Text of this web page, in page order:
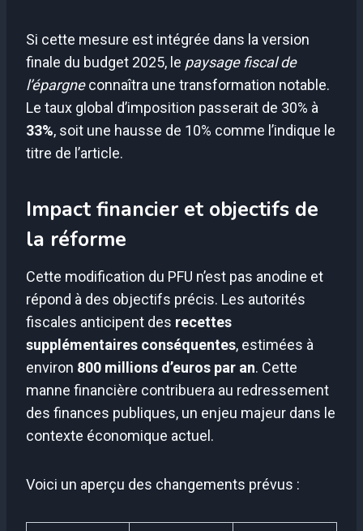
Si cette mesure est intégrée dans la version
finale du budget 2025, le paysage fiscal de
l’épargneconnaîtra une transformation notable.
Le taux global d’imposition passerait de 30% à
33%, soit une hausse de 10% comme l’indique le
titre de l’article.
Impact financier et objectifs de
la réforme
Cette modification du PFU n’est pas anodine et
répond à des objectifs précis. Les autorités
fiscales anticipent des recettes
supplémentaires conséquentes, estimées à
environ 800 millions d’euros par an. Cette
manne financière contribuera au redressement
des finances publiques, un enjeu majeur dans le
contexte économique actuel.
Voici un aperçu des changements prévus :